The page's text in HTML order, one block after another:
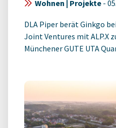
Wohnen | Projekte -
DLA Piper berät Ginkgo
Joint Ventures mit ALP.X
Münchener GUTE UTA